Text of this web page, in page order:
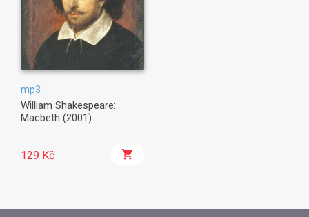
mp3
William Shakespeare:
Macbeth (2001)
129 Kč